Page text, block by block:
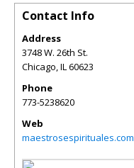
Contact Info
Address
3748 W. 26th St.
Chicago,IL60623
Phone
773-5238620
Web
maestrosespirituales.com